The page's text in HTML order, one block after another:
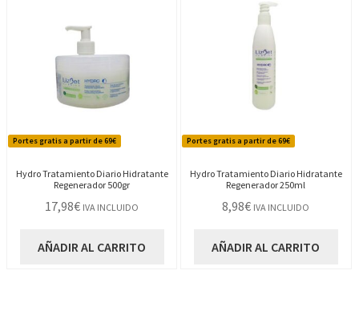
Portes gratis a partir de 69€
Hydro Tratamiento Diario Hidratante
Regenerador 500gr
17,98€ IVA INCLUIDO
AÑADIR AL CARRITO
Portes gratis a partir de 69€
Hydro Tratamiento Diario Hidratante
Regenerador 250ml
8,98€ IVA INCLUIDO
AÑADIR AL CARRITO